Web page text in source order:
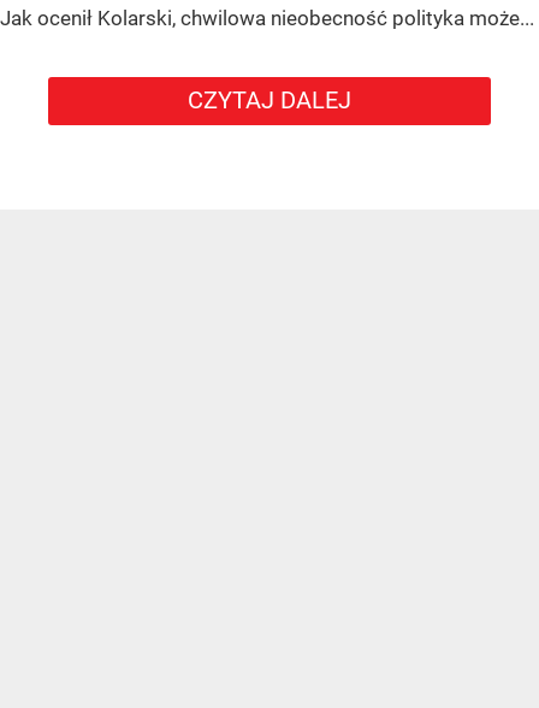
Jak ocenił Kolarski, chwilowa nieobecność polityka może...
CZYTAJ DALEJ